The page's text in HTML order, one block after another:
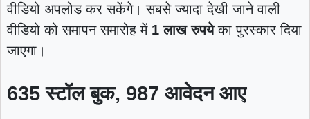
वीडियो अपलोड कर सकेंगे। सबसे ज्यादा देखी जाने वाली
वीडियो को समापन समारोह में 1 लाख रुपयेका पुरस्कार दिया
जाएगा।
635 स्टॉल बुक, 987 आवेदन आए